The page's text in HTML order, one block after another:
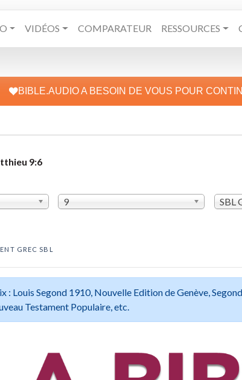
VIDÉOS COMPARATEUR RESSOURCES
BIBLE.AUDIO A BESOIN DE VOUS POUR
9:6
9 SBL
GREC SBL
Louis Segond 1910, Nouvelle Edition de Genève,
Testament Populaire, etc.